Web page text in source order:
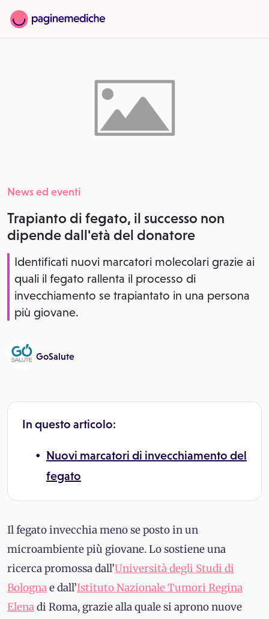
News ed eventi
Trapianto di fegato, il successo non
dipende dall'età del donatore
Identificati nuovi marcatori molecolari grazie ai
quali il fegato rallenta il processo di
invecchiamento se trapiantato in una persona
più giovane.
GoSalute
In questo articolo:
Nuovi marcatori di invecchiamento del
fegato
Il fegato invecchia meno se posto in un
microambiente più giovane. Lo sostiene una
ricerca promossa dall’Università degli Studi di
Bolognae dall’Istituto Nazionale Tumori Regina
Elenadi Roma, grazie alla quale si aprono nuove